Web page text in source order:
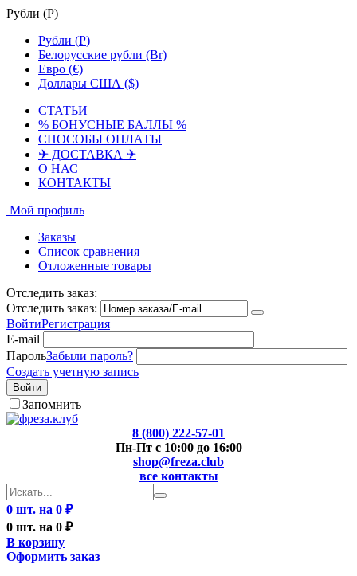
Рубли (Р)
Рубли (Р)
Белорусские рубли (Br)
Евро (€)
Доллары США ($)
СТАТЬИ
% БОНУСНЫЕ БАЛЛЫ %
СПОСОБЫ ОПЛАТЫ
✈ ДОСТАВКА ✈
О НАС
КОНТАКТЫ
Мой профиль
Заказы
Список сравнения
Отложенные товары
Отследить заказ:
Отследить заказ:
ВойтиРегистрация
E-mail
ПарольЗабыли пароль?
Создать учетную запись
Войти
Запомнить
8 (800) 222-57-01
Пн-Пт с 10:00 до 16:00
shop@freza.club
все контакты
0 шт. на 0 ₽
0 шт. на 0 ₽
В корзину
Оформить заказ